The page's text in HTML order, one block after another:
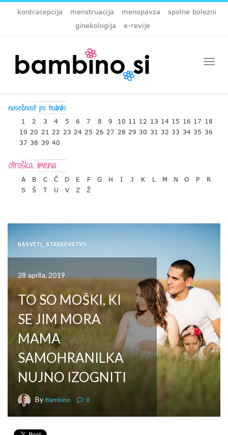
kontracepcija menstruacija menopavza
spolne bolezni
ginekologija
e-revije
1 2 3 4 5 6 7 8 9 10 11 12 13 14 15 16 17 18
19 20 21 22 23 24 25 26 27 28 29 30 31 32 33 34 35 36
37 38 39 40
A B C Č D E F G H I J K L M N O P
R
S
Š T U V Z Ž
NASVETI STARŠEVSTVO
28 aprila, 2019
TO SO MOŠKI, KI
SE JIM MORA
MAMA
SAMOHRANILKA
NUJNO IZOGNITI
By Bambino 0